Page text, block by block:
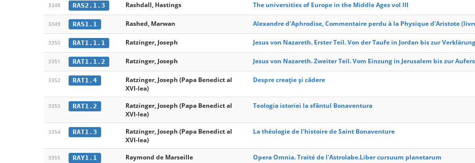
3348 RAS2.1.3 Rashdall, Hastings The universities of Europe in the Middle Ages vol III
3349 RAS1.1 Rashed, Marwan Alexandre d'Aphrodise, Commentaire perdu à la Physique d'Aristote
3350 RAT1.1.1 Ratzinger, Joseph Jesus von Nazareth. Erster Teil. Von der Taufe in Jordan bis zur Verklärung
3351 RAT1.1.2 Ratzinger, Joseph Jesus von Nazareth. Zweiter Teil. Vom Einzung in Jerusalem bis zur
3352 RAT1.4
Ratzinger, Joseph (Papa Benedict al
XVI-lea)
Despre creație și cădere
3353 RAT1.2
Ratzinger, Joseph (Papa Benedict al
XVI-lea)
Teologia istoriei la sfântul Bonaventura
3354 RAT1.3
Ratzinger, Joseph (Papa Benedict al
XVI-lea)
La théologie de l'histoire de Saint Bonaventure
3355 RAY1.1 Raymond de Marseille Opera Omnia. Traité de l'Astrolabe.Liber cursuum planetarum